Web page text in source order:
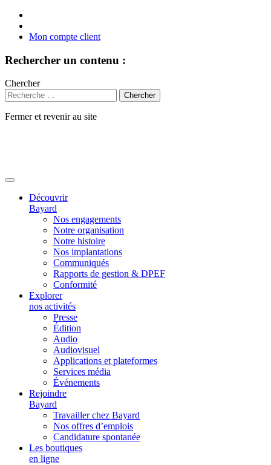
Mon compte client
Rechercher un contenu :
Chercher
Fermer et revenir au site
Découvrir
Bayard
Nos engagements
Notre organisation
Notre histoire
Nos implantations
Communiqués
Rapports de gestion & DPEF
Conformité
Explorer
nos activités
Presse
Édition
Audio
Audiovisuel
Applications et plateformes
Services média
Événements
Rejoindre
Bayard
Travailler chez Bayard
Nos offres d’emplois
Candidature spontanée
Les boutiques
en ligne